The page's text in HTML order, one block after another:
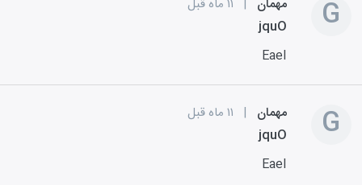
G مهمان | ۱۱ ماه قبل
jquO
EaeI
G مهمان | ۱۱ ماه قبل
jquO
EaeI